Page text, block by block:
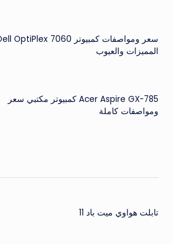
المميزات والعيوب
Acer Aspire GX-785 كمبيوتر مكتبي سعر
ومواصفات كاملة
تابلت هواوي ميت باد 11